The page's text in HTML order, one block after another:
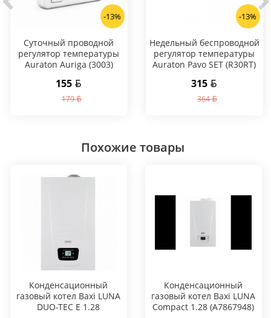
-13%
Суточный проводной
регулятор температуры
Auraton Auriga (3003)
155
179
-13%
Hедельный беспроводной
регулятор температуры
Auraton Pavo SET (R30RT)
315
364
Похожие товары
Конденсационный
газовый котел Baxi LUNA
DUO-TEC E 1.28
Конденсационный
газовый котел Baxi LUNA
Compact 1.28 (A7867948)